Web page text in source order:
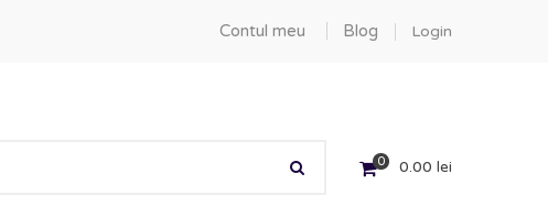
Contul meu Blog Login
0 0.00 lei